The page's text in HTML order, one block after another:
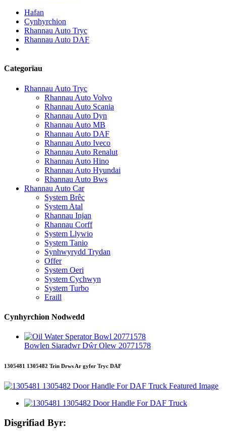
Hafan
Cynhyrchion
Rhannau Auto Tryc
Rhannau Auto DAF
Categorïau
Rhannau Auto Tryc
Rhannau Auto Volvo
Rhannau Auto Scania
Rhannau Auto Dyn
Rhannau Auto MB
Rhannau Auto DAF
Rhannau Auto Iveco
Rhannau Auto Renalut
Rhannau Auto Hino
Rhannau Auto Hyundai
Rhannau Auto Bws
Rhannau Auto Car
System Brêc
System Atal
Rhannau Injan
Rhannau Corff
System Llywio
System Tanio
Synhwyrydd Trydan
Offer
System Oeri
System Cychwyn
System Turbo
Eraill
Cynhyrchion Nodwedd
Bowlen Siaradwr Dŵr Olew 20771578
1305481 1305482 Trin Drws Ar gyfer Tryc DAF
Disgrifiad Byr: